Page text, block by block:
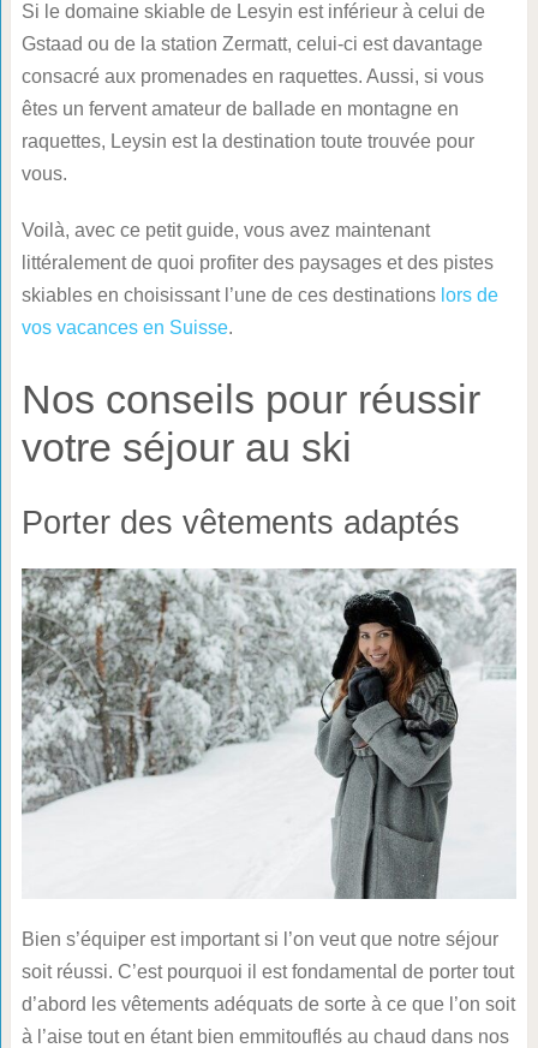
Si le domaine skiable de Lesyin est inférieur à celui de
Gstaad ou de la station Zermatt, celui-ci est davantage
consacré aux promenades en raquettes. Aussi, si vous
êtes un fervent amateur de ballade en montagne en
raquettes, Leysin est la destination toute trouvée pour
vous.
Voilà, avec ce petit guide, vous avez maintenant
littéralement de quoi profiter des paysages et des pistes
skiables en choisissant l’une de ces destinations lors de
vos vacances en Suisse.
Nos conseils pour réussir
votre séjour au ski
Porter des vêtements adaptés
Bien s’équiper est important si l’on veut que notre séjour
soit réussi. C’est pourquoi il est fondamental de porter tout
d’abord les vêtements adéquats de sorte à ce que l’on soit
à l’aise tout en étant bien emmitouflés au chaud dans nos